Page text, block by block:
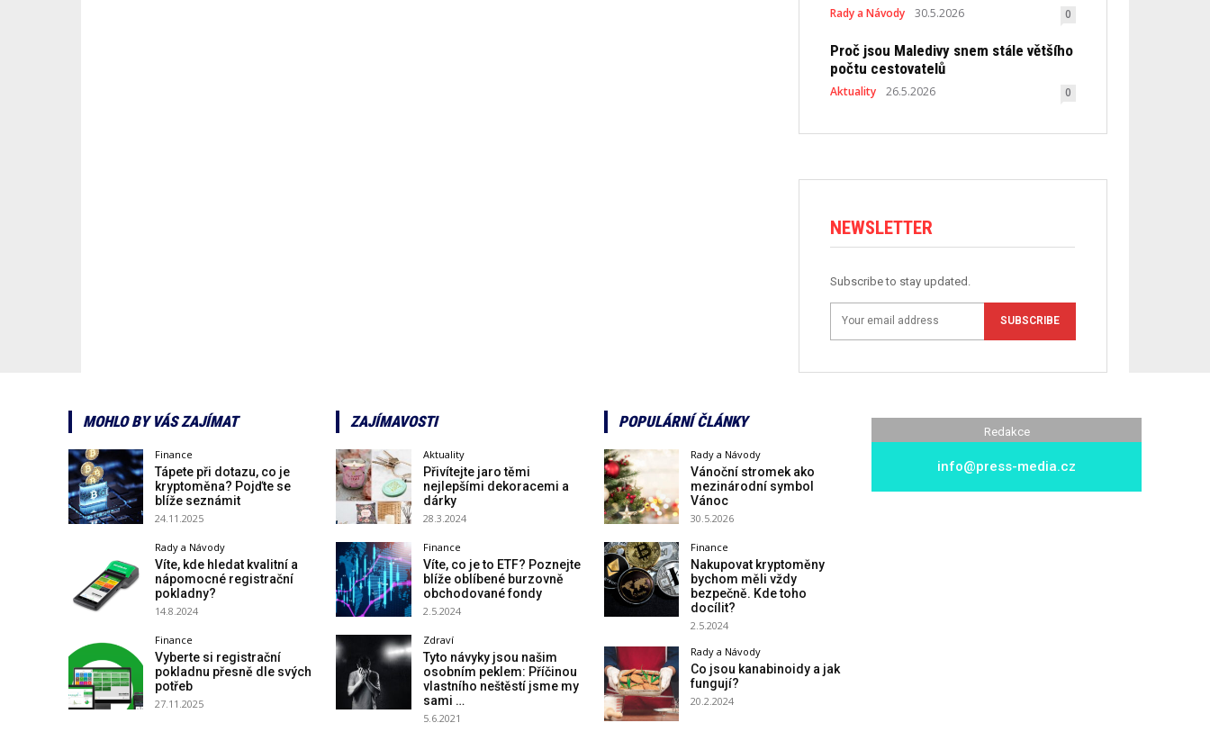
Rady a Návody 30.5.2026 0
Proč jsou Maledivy snem stále většího
počtu cestovatelů
Aktuality 26.5.2026 0
NEWSLETTER
Subscribe to stay updated.
SUBSCRIBE
MOHLO BY VÁS ZAJÍMAT
Finance
Tápete při dotazu, co je
kryptoměna? Pojďte se
blíže seznámit
24.11.2025
Rady a Návody
Víte, kde hledat kvalitní a
nápomocné registrační
pokladny?
14.8.2024
Finance
Vyberte si registrační
pokladnu přesně dle svých
potřeb
27.11.2025
ZAJÍMAVOSTI
Aktuality
Přivítejte jaro těmi
nejlepšími dekoracemi a
dárky
28.3.2024
Finance
Víte, co je to ETF? Poznejte
blíže oblíbené burzovně
obchodované fondy
2.5.2024
Zdraví
Tyto návyky jsou našim
osobním peklem: Příčinou
vlastního neštěstí jsme my
sami …
5.6.2021
POPULÁRNÍ ČLÁNKY
Rady a Návody
Vánoční stromek ako
mezinárodní symbol
Vánoc
30.5.2026
Finance
Nakupovat kryptoměny
bychom měli vždy
bezpečně. Kde toho
docílit?
2.5.2024
Rady a Návody
Co jsou kanabinoidy a jak
fungují?
20.2.2024
Redakce
info@press-media.cz